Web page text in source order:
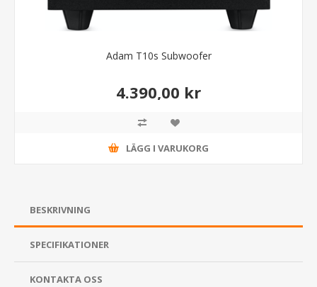
Adam T10s Subwoofer
4.390,00 kr
LÄGG I VARUKORG
BESKRIVNING
SPECIFIKATIONER
KONTAKTA OSS